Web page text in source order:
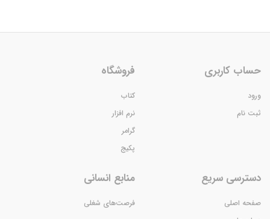
حساب کاربری
ورود
ثبت نام
فروشگاه
کتاب
نرم افزار
گرامر
پکیج
دسترسی سریع
صفحه اصلی
منابع انسانی
فرصت‌های شغلی